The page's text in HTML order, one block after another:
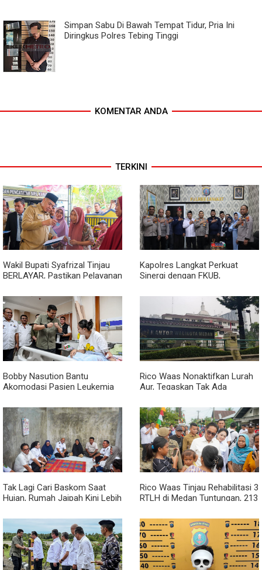
Simpan Sabu Di Bawah Tempat Tidur, Pria Ini
Diringkus Polres Tebing Tinggi
KOMENTAR ANDA
TERKINI
Wakil Bupati Syafrizal Tinjau
BERLAYAR, Pastikan Pelayanan
Kapolres Langkat Perkuat
Sinergi dengan FKUB,
Pilar Menjaga Kamtibmas
Bobby Nasution Bantu
Akomodasi Pasien Leukemia
RSUD Thomsen
Rico Waas Nonaktifkan Lurah
Aur, Tegaskan Tak Ada
Wewenang
Tak Lagi Cari Baskom Saat
Hujan, Rumah Jaipah Kini Lebih
Rico Waas Tinjau Rehabilitasi 3
RTLH di Medan Tuntungan, 213